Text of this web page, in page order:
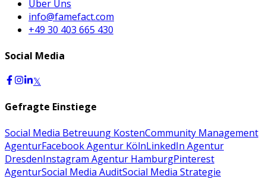
Über Uns
info@famefact.com
+49 30 403 665 430
Social Media
𝕏
Gefragte Einstiege
Social Media Betreuung KostenCommunity Management
AgenturFacebook Agentur KölnLinkedIn Agentur
DresdenInstagram Agentur HamburgPinterest
AgenturSocial Media AuditSocial Media Strategie